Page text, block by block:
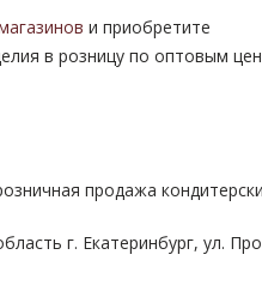
и приобретите
в розницу по оптовым
продажа
г. Екатеринбург, ул.